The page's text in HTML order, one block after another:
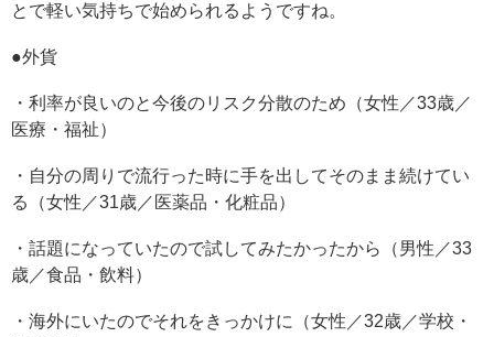
とで軽い気持ちで始められるようですね。
●外貨
・利率が良いのと今後のリスク分散のため（女性／33歳／
医療・福祉）
・自分の周りで流行った時に手を出してそのまま続けてい
る（女性／31歳／医薬品・化粧品）
・話題になっていたので試してみたかったから（男性／33
歳／食品・飲料）
・海外にいたのでそれをきっかけに（女性／32歳／学校・